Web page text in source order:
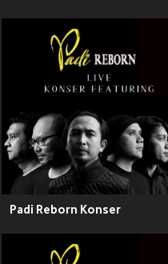
Padi Reborn Konser